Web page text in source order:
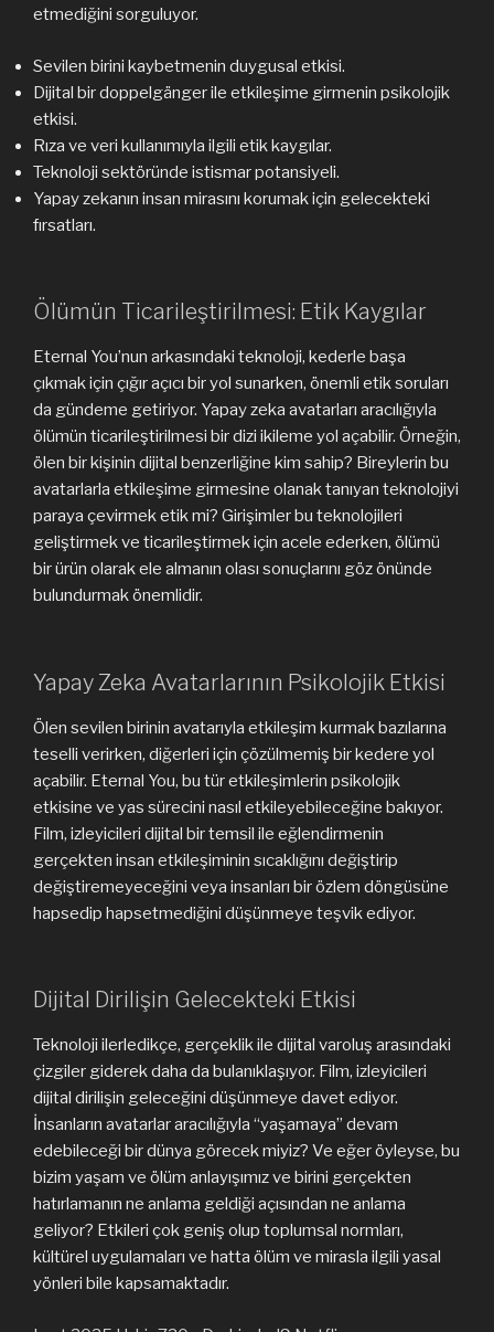
etmediğini sorguluyor.
Sevilen birini kaybetmenin duygusal etkisi.
Dijital bir doppelgänger ile etkileşime girmenin psikolojik
etkisi.
Rıza ve veri kullanımıyla ilgili etik kaygılar.
Teknoloji sektöründe istismar potansiyeli.
Yapay zekanın insan mirasını korumak için gelecekteki
fırsatları.
Ölümün Ticarileştirilmesi: Etik Kaygılar
Eternal You’nun arkasındaki teknoloji, kederle başa
çıkmak için çığır açıcı bir yol sunarken, önemli etik soruları
da gündeme getiriyor. Yapay zeka avatarları aracılığıyla
ölümün ticarileştirilmesi bir dizi ikileme yol açabilir. Örneğin,
ölen bir kişinin dijital benzerliğine kim sahip? Bireylerin bu
avatarlarla etkileşime girmesine olanak tanıyan teknolojiyi
paraya çevirmek etik mi? Girişimler bu teknolojileri
geliştirmek ve ticarileştirmek için acele ederken, ölümü
bir ürün olarak ele almanın olası sonuçlarını göz önünde
bulundurmak önemlidir.
Yapay Zeka Avatarlarının Psikolojik Etkisi
Ölen sevilen birinin avatarıyla etkileşim kurmak bazılarına
teselli verirken, diğerleri için çözülmemiş bir kedere yol
açabilir. Eternal You, bu tür etkileşimlerin psikolojik
etkisine ve yas sürecini nasıl etkileyebileceğine bakıyor.
Film, izleyicileri dijital bir temsil ile eğlendirmenin
gerçekten insan etkileşiminin sıcaklığını değiştirip
değiştiremeyeceğini veya insanları bir özlem döngüsüne
hapsedip hapsetmediğini düşünmeye teşvik ediyor.
Dijital Dirilişin Gelecekteki Etkisi
Teknoloji ilerledikçe, gerçeklik ile dijital varoluş arasındaki
çizgiler giderek daha da bulanıklaşıyor. Film, izleyicileri
dijital dirilişin geleceğini düşünmeye davet ediyor.
İnsanların avatarlar aracılığıyla “yaşamaya” devam
edebileceği bir dünya görecek miyiz? Ve eğer öyleyse, bu
bizim yaşam ve ölüm anlayışımız ve birini gerçekten
hatırlamanın ne anlama geldiği açısından ne anlama
geliyor? Etkileri çok geniş olup toplumsal normları,
kültürel uygulamaları ve hatta ölüm ve mirasla ilgili yasal
yönleri bile kapsamaktadır.